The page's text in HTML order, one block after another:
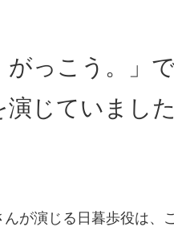
がっこう。」
演じていました
が演じる日暮歩役は、